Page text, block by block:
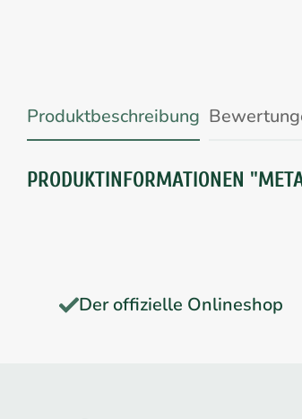
Produktbeschreibung
PRODUKTINFORMATIONEN
Der offizielle Onlineshop